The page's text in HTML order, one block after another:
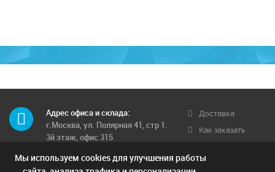
Адрес офиса и склада:
г.Москва, ул. Полярная 41, стр 1.
3й этаж, офис 315
Телефон многоканальный:
Доставка
Как заказать
Условия
Мы используем cookies для улучшения работы